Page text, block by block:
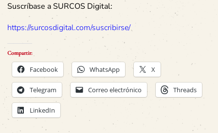
Suscríbase a SURCOS Digital:
https://surcosdigital.com/suscribirse/
Compartir:
Facebook WhatsApp X
Telegram Correo electrónico Threads
LinkedIn